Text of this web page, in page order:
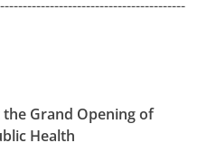
Grand Opening of
Health